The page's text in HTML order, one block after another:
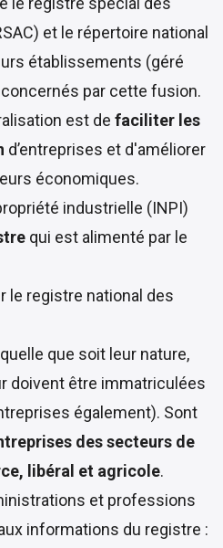
et le répertoire national
établissements (géré
concernés par cette fusion.
est de faciliter les
d’entreprises et d'améliorer
économiques.
industrielle (INPI)
qui est alimenté par le
le registre national des
que soit leur nature,
doivent être immatriculées
également). Sont
des secteurs de
libéral et agricole.
et professions
informations du registre :